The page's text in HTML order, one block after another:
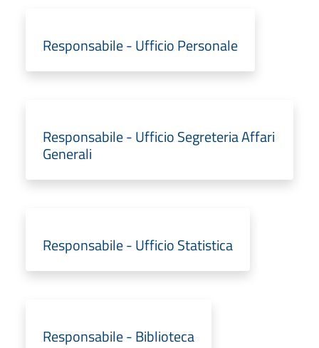
Responsabile - Ufficio Personale
Responsabile - Ufficio Segreteria Affari
Generali
Responsabile - Ufficio Statistica
Responsabile - Biblioteca